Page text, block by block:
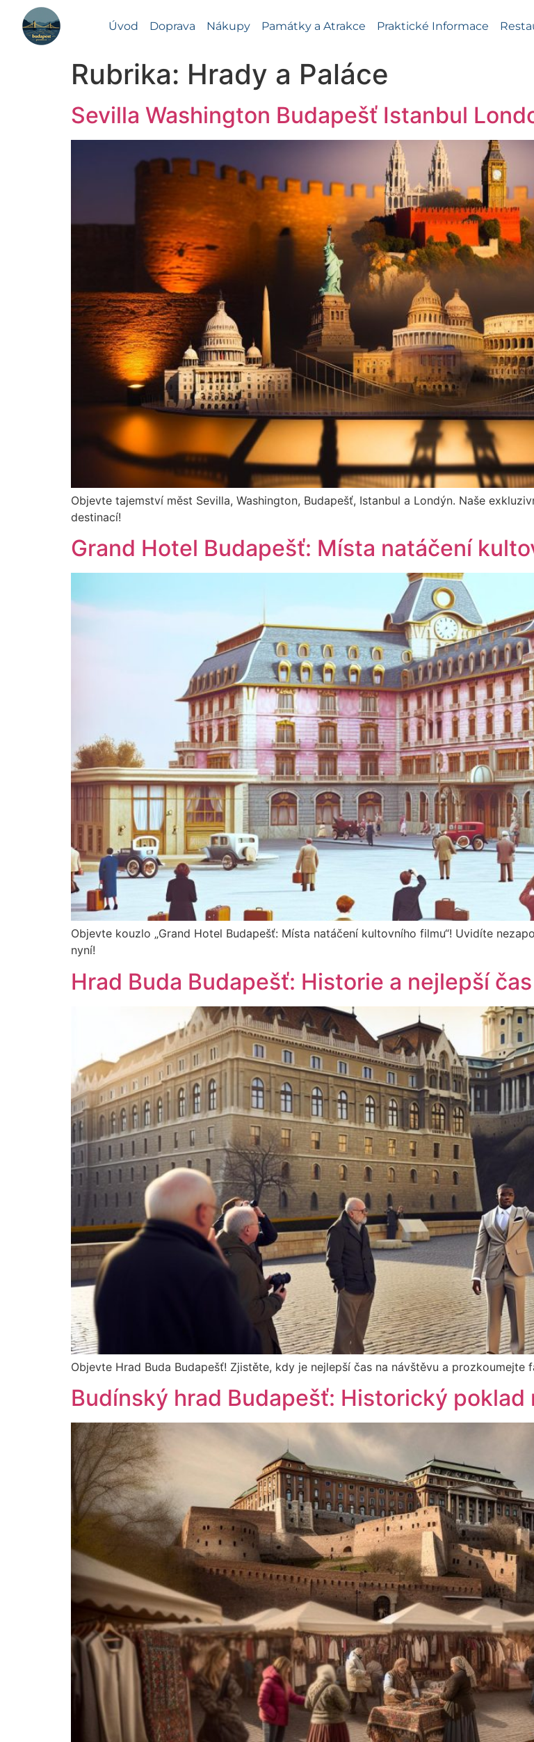
Úvod Doprava Nákupy Památky a Atrakce Praktické Informace
Rubrika: Hrady a Paláce
Sevilla Washington Budapešť Istanbul
Objevte tajemství měst Sevilla, Washington, Budapešť, Istanbul a Londýn. Naše
destinací!
Grand Hotel Budapešť: Místa natáčení
Objevte kouzlo „Grand Hotel Budapešť: Místa natáčení kultovního filmu“! Uvidíte
nyní!
Hrad Buda Budapešť: Historie a nejlepší
Objevte Hrad Buda Budapešť! Zjistěte, kdy je nejlepší čas na návštěvu a
Budínský hrad Budapešť: Historický poklad